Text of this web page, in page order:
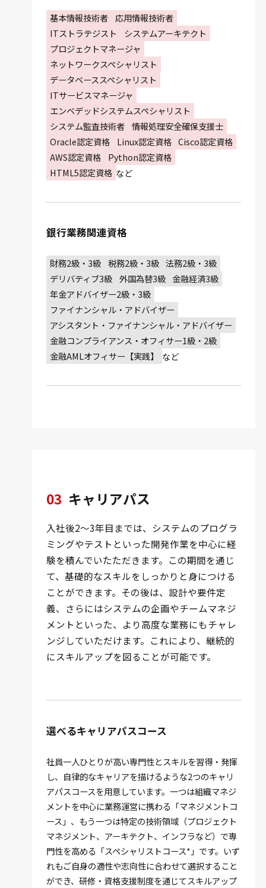
基本情報技術者 応用情報技術者
ITストラテジスト
システムアーキテクト
プロジェクトマネージャ
ネットワークスペシャリスト
データベーススペシャリスト
ITサービスマネージャ
エンベデッドシステムスペシャリスト
システム監査技術者 情報処理安全確保支援士
Oracle認定資格
Linux認定資格 Cisco認定資格
AWS認定資格
Python認定資格
HTML5認定資格 など
銀行業務関連資格
財務2級・3級 税務2級・3級 法務2級・3級
デリバティブ3級 外国為替3級 金融経済3級
年金アドバイザー2級・3級
ファイナンシャル・アドバイザー
アシスタント・ファイナンシャル・アドバイザー
金融コンプライアンス・オフィサー1級・2級
金融AMLオフィサー【実践】
など
03 キャリアパス
入社後2〜3年目までは、システムのプログラ
ミングやテストといった開発作業を中心に経
験を積んでいたただきます。この期間を通じ
て、基礎的なスキルをしっかりと身につける
ことができます。その後は、設計や要件定
義、さらにはシステムの企画やチームマネジ
メントといった、より高度な業務にもチャレ
ンジしていただけます。これにより、継続的
にスキルアップを図ることが可能です。
選べるキャリアパスコース
社員一人ひとりが高い専門性とスキルを習得・発揮
し、自律的なキャリアを描けるような2つのキャリ
アパスコースを用意しています。一つは組織マネジ
メントを中心に業務運営に携わる「マネジメントコ
ース」、もう一つは特定の技術領域（プロジェクト
マネジメント、アーキテクト、インフラなど）で専
門性を高める「スペシャリストコース*」です。いず
れもご自身の適性や志向性に合わせて選択すること
ができ、研修・資格支援制度を通じてスキルアップ